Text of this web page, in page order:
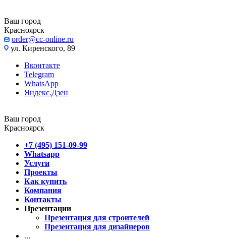
Ваш город
Красноярск
order@cc-online.ru
ул. Киренского, 89
Вконтакте
Telegram
WhatsApp
Яндекс.Дзен
Ваш город
Красноярск
+7 (495) 151-09-99
Whatsapp
Услуги
Проекты
Как купить
Компания
Контакты
Презентации
Презентация для строителей
Презентация для дизайнеров
...